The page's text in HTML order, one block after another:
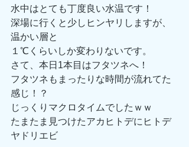
水中はとても丁度良い水温です！
深場に行くと少しヒンヤリしますが、
温かい層と
１℃くらいしか変わりないです。
さて、本日1本目はフタツネへ！
フタツネもまったりな時間が流れてた
感じ！？
じっくりマクロタイムでしたｗｗ
たまたま見つけたアカヒトデにヒトデ
ヤドリエビ